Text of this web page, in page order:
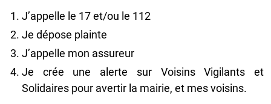
J’appelle le 17 et/ou le 112
Je dépose plainte
J’appelle mon assureur
Je crée une alerte sur Voisins Vigilants et
Solidaires pour avertir la mairie, et mes voisins.